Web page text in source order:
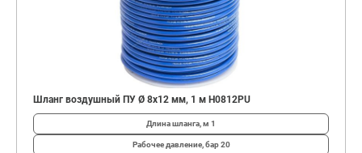
Шланг воздушный ПУ Ø 8х12 мм, 1 м H0812PU
Длина шланга, м 1
Рабочее давление, бар20